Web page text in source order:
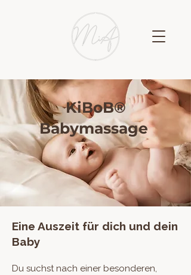
KiBoB®
Babymassage
Eine Auszeit für dich und dein
Baby
Du suchst nach einer besonderen,